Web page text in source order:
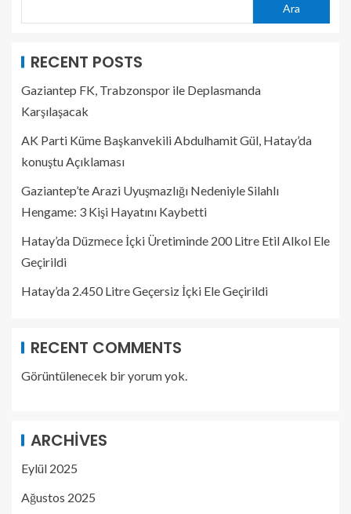
Ara
RECENT POSTS
Gaziantep FK, Trabzonspor ile Deplasmanda
Karşılaşacak
AK Parti Küme Başkanvekili Abdulhamit Gül, Hatay’da
konuştu Açıklaması
Gaziantep’te Arazi Uyuşmazlığı Nedeniyle Silahlı
Hengame: 3 Kişi Hayatını Kaybetti
Hatay’da Düzmece İçki Üretiminde 200 Litre Etil Alkol Ele
Geçirildi
Hatay’da 2.450 Litre Geçersiz İçki Ele Geçirildi
RECENT COMMENTS
Görüntülenecek bir yorum yok.
ARCHIVES
Eylül 2025
Ağustos 2025